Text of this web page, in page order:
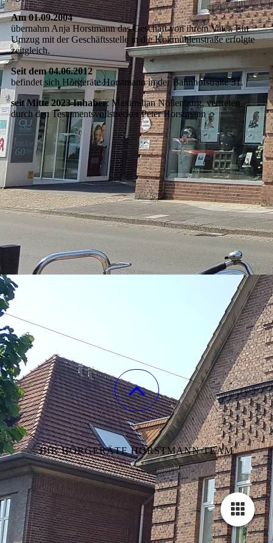
Am 01.09.2004
übernahm Anja Horstmann das Geschäft von ihrem Vater. Ein
Umzug mit der Geschäftsstelle in die Kokmühlenstraße erfolgte
zeitgleich.
Seit dem 04.06.2012
befindet sich Hörgeräte Horstmann in der Bahnhofstraße 31.
seit Mitte 2023 Inhaber: Maximilian Nöllenburg, vertreten
durch den Testamentsvollstrecker Peter Horstmann
IHR HÖRGERÄTE HORSTMANN TEAM